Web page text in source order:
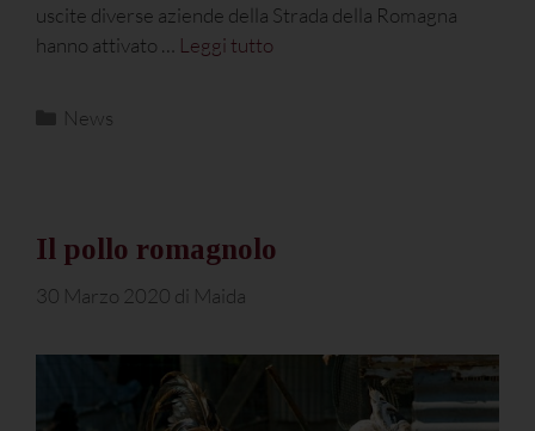
uscite diverse aziende della Strada della Romagna
hanno attivato … Leggi tutto
News
Il pollo romagnolo
30 Marzo 2020 di Maida